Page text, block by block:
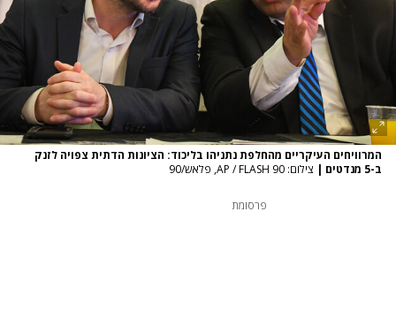
המרוויחים העיקריים מהחלפת נתניהו בליכוד: הציונות הדתית צפויה לזנק
ב-5 מנדטים
| צילום: AP / FLASH 90, פלאש/90
פרסומת